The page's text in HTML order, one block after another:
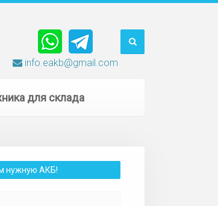
info.eakb@gmail.com
для склада
нужную АКБ!